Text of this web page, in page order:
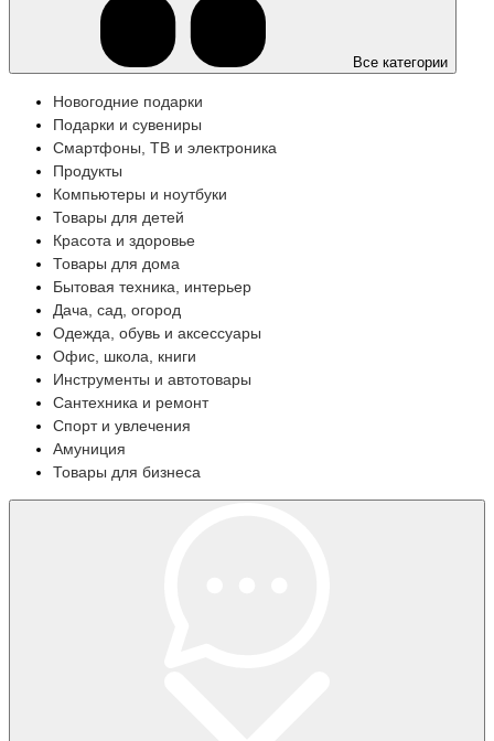
Все категории
Новогодние подарки
Подарки и сувениры
Смартфоны, ТВ и электроника
Продукты
Компьютеры и ноутбуки
Товары для детей
Красота и здоровье
Товары для дома
Бытовая техника, интерьер
Дача, сад, огород
Одежда, обувь и аксессуары
Офис, школа, книги
Инструменты и автотовары
Сантехника и ремонт
Спорт и увлечения
Амуниция
Товары для бизнеса